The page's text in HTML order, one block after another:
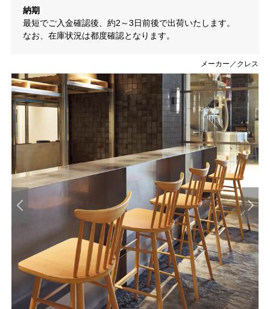
メーカー／クレス
納期
最短でご入金確認後、約2～3日前後で出荷いたします。
なお、在庫状況は都度確認となります。